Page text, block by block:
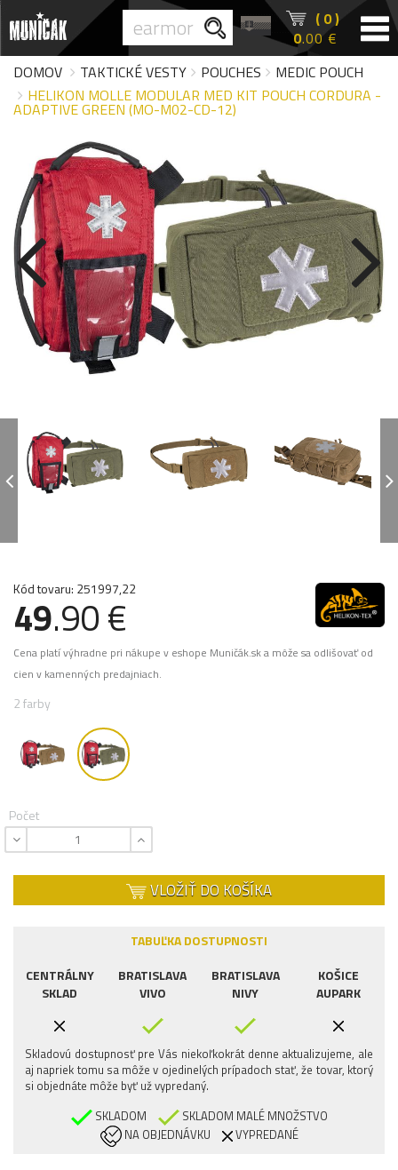
( 0 )
0.00 €
DOMOV
TAKTICKÉ VESTY POUCHES
MEDIC POUCH
HELIKON MOLLE MODULAR MED KIT POUCH CORDURA -
ADAPTIVE GREEN (MO-M02-CD-12)
Kód tovaru: 251997,22
49.90 €
Cena platí výhradne pri nákupe v eshope Muničák.sk a môže sa odlišovať od
cien v kamenných predajniach.
2 farby
Počet
VLOŽIŤ DO KOŠÍKA
TABUĽKA DOSTUPNOSTI
CENTRÁLNY
SKLAD
BRATISLAVA
VIVO
BRATISLAVA
NIVY
KOŠICE
AUPARK
Skladovú dostupnosť pre Vás niekoľkokrát denne aktualizujeme, ale
aj napriek tomu sa môže v ojedinelých prípadoch stať, že tovar, ktorý
si objednáte môže byť už vypredaný.
SKLADOM
SKLADOM MALÉ MNOŽSTVO
NA OBJEDNÁVKU
VYPREDANÉ